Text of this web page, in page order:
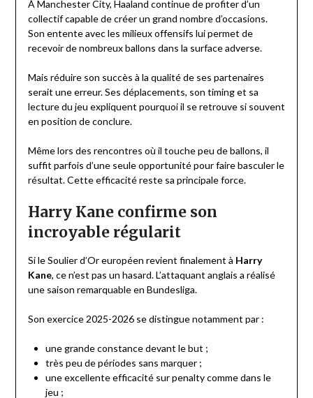
À Manchester City, Haaland continue de profiter d’un
collectif capable de créer un grand nombre d’occasions.
Son entente avec les milieux offensifs lui permet de
recevoir de nombreux ballons dans la surface adverse.
Mais réduire son succès à la qualité de ses partenaires
serait une erreur. Ses déplacements, son timing et sa
lecture du jeu expliquent pourquoi il se retrouve si souvent
en position de conclure.
Même lors des rencontres où il touche peu de ballons, il
suffit parfois d’une seule opportunité pour faire basculer le
résultat. Cette efficacité reste sa principale force.
Harry Kane confirme son
incroyable régularit
Si le Soulier d’Or européen revient finalement à Harry
Kane, ce n’est pas un hasard. L’attaquant anglais a réalisé
une saison remarquable en Bundesliga.
Son exercice 2025-2026 se distingue notamment par :
une grande constance devant le but ;
très peu de périodes sans marquer ;
une excellente efficacité sur penalty comme dans le
jeu ;